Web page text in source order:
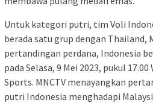
Untuk kategori putri, tim Voli
berada satu grup dengan Thailand,
pertandingan perdana, Indonesia
pada Selasa, 9 Mei 2023, pukul
Sports. MNCTV menayangkan
putri Indonesia menghadapi